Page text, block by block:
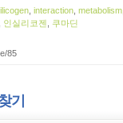
,interaction ,metabolism
인실리코젠
쿠마딘
85
기